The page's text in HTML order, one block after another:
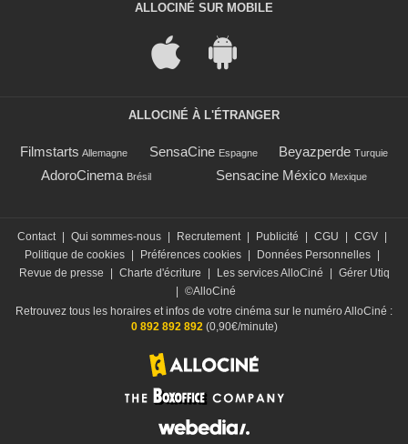
ALLOCINÉ SUR MOBILE
ALLOCINÉ À L'ÉTRANGER
Filmstarts Allemagne SensaCine Espagne Beyazperde Turquie
AdoroCinema Brésil Sensacine México Mexique
Contact Qui sommes-nous Recrutement Publicité CGU CGV
Politique de cookies
Préférences cookies Données Personnelles
Revue de presse
Charte d'écriture Les services AlloCiné
Gérer Utiq
©AlloCiné
Retrouvez tous les horaires et infos de votre cinéma sur le numéro AlloCiné :
0 892 892 892(0,90€/minute)